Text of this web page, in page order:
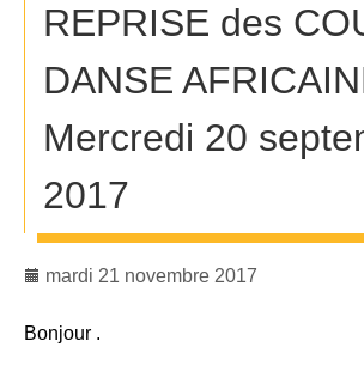
REPRISE des
DANSE
Mercredi 20
2017
mardi 21 novembre 2017
Bonjour .